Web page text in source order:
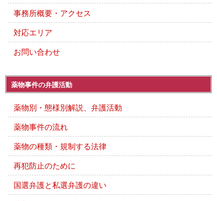
事務所概要・アクセス
対応エリア
お問い合わせ
薬物事件の弁護活動
薬物別・態様別解説、弁護活動
薬物事件の流れ
薬物の種類・規制する法律
再犯防止のために
国選弁護と私選弁護の違い